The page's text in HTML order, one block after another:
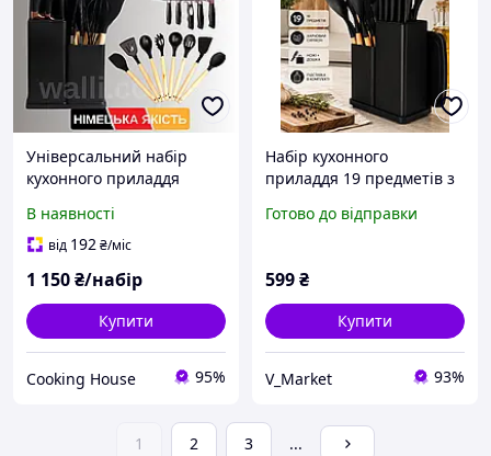
Універсальний набір
кухонного приладдя
набір ножів обробна
дошка чорний
В наявності
від 192₴/міс
1 150₴/набір
Купити
Cooking House 95%
Набір кухонного
приладдя 19 предметів з
дошкою та подвійною
Готово до відправки
599₴
Купити
V_Market 93%
1 2 3 ...